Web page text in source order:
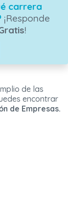
carrera
¡Responde
!
de las
encontrar
de Empresas.